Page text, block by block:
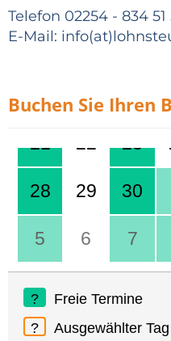
Telefon 02254 - 834 51
E-Mail:
Buchen Sie Ihren